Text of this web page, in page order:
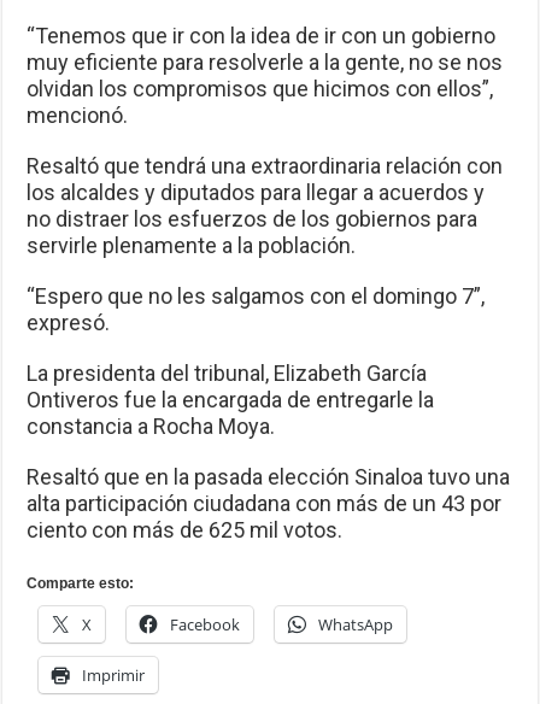
“Tenemos que ir con la idea de ir con un gobierno
muy eficiente para resolverle a la gente, no se nos
olvidan los compromisos que hicimos con ellos”,
mencionó.
Resaltó que tendrá una extraordinaria relación con
los alcaldes y diputados para llegar a acuerdos y
no distraer los esfuerzos de los gobiernos para
servirle plenamente a la población.
“Espero que no les salgamos con el domingo 7”,
expresó.
La presidenta del tribunal, Elizabeth García
Ontiveros fue la encargada de entregarle la
constancia a Rocha Moya.
Resaltó que en la pasada elección Sinaloa tuvo una
alta participación ciudadana con más de un 43 por
ciento con más de 625 mil votos.
Comparte esto:
X Facebook WhatsApp
Imprimir